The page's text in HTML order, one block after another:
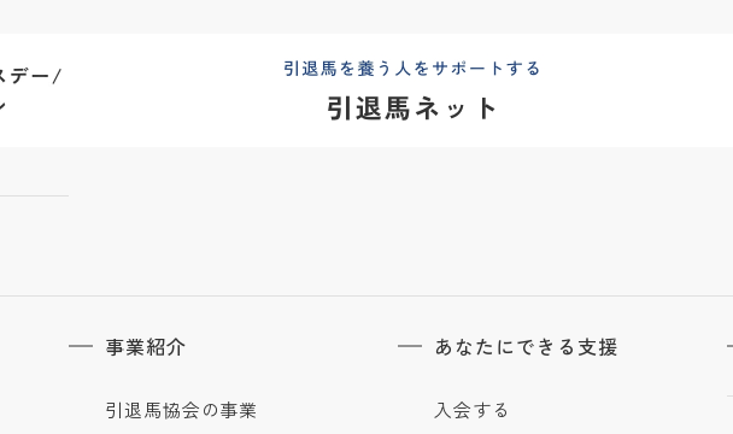
事業紹介
引退馬協会の事業
あなたにできる支援
入会する